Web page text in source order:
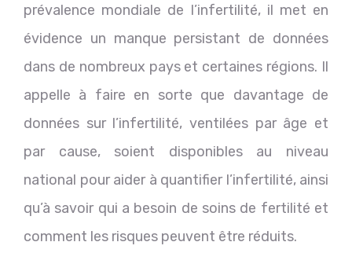
prévalence mondiale de l’infertilité, il met en
évidence un manque persistant de données
dans de nombreux pays et certaines régions. Il
appelle à faire en sorte que davantage de
données sur l’infertilité, ventilées par âge et
par cause, soient disponibles au niveau
national pour aider à quantifier l’infertilité, ainsi
qu’à savoir qui a besoin de soins de fertilité et
comment les risques peuvent être réduits.